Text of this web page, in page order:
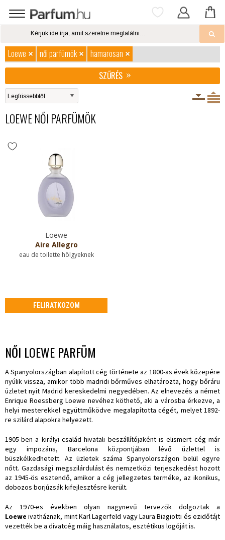
Loewe női parfümök
hamarosan
SZŰRÉS
LOEWE NŐI PARFÜMÖK
Loewe
Aire Allegro
eau de toilette hölgyeknek
FELIRATKOZOM
NŐI LOEWE PARFÜM
A Spanyolországban alapított cég története az 1800-as évek közepére
nyúlik vissza, amikor több madridi bőrműves elhatározta, hogy bőráru
üzletet nyit Madrid kereskedelmi negyedében. Az elnevezés a német
Enrique Roessberg Loewe nevéhez köthető, aki a városba érkezve, a
helyi mesterekkel együttműködve megalapította cégét, melyet 1892-
re szilárd alapokra helyezett.
1905-ben a királyi család hivatali beszállítójaként is elismert cég már
egy impozáns, Barcelona központjában lévő üzlettel is
büszkélkedhetett. Az üzletek száma Spanyolországon belül egyre
nőtt. Gazdasági megszilárdulást és nemzetközi terjeszkedést hozott
az 1945-ös esztendő, amikor a cég jellegzetes terméke, az ikonikus,
dobozos borjúzsák kifejlesztésre került.
Az 1970-es években olyan nagynevű tervezők dolgoztak a
Loewe ivatháznak, mint Karl Lagerfeld vagy Laura Biagiotti és ezidőtájt
vezették be a divatcég máig használatos, esztétikus logóját is.